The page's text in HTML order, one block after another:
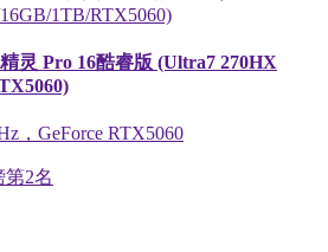
灵 Pro 16酷睿版 (Ultra7 270HX
，GeForce RTX5060
第2名